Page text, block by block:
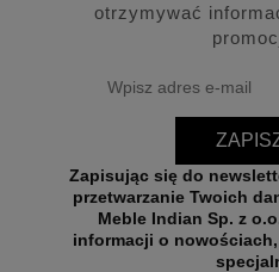
otrzymywać
Zapisując się do
przetwarzanie Twoich
Meble Indian Sp. z o.o. w celu
informacji o